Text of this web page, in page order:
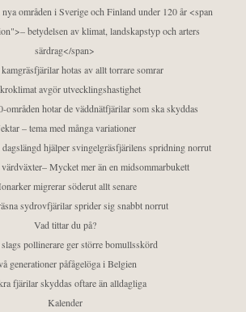
områden i Sverige och Finland under 120 år <span
betydelsen av klimat, landskapstyp och arters
särdrag</span>
hotas av allt torrare somrar
avgör utvecklingshastighet
områden hotar de väddnätfjärilar som ska skyddas
– tema med många variationer
hjälper svingelgräsfjärilens spridning norrut
Mycket mer än en midsommarbukett
migrerar söderut allt senare
sydrovfjärilar sprider sig snabbt norrut
Vad tittar du på?
pollinerare ger större bomullsskörd
generationer påfågelöga i Belgien
fjärilar skyddas oftare än alldagliga
Kalender